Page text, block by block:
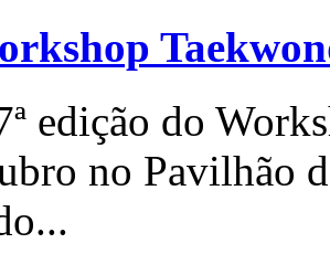
edição do
no Pavilhão